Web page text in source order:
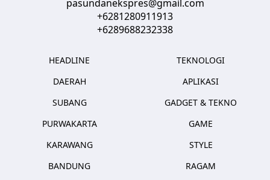
pasundanekspres@gmail.com
+6281280911913
+6289688232338
HEADLINE
DAERAH
SUBANG
PURWAKARTA
KARAWANG
BANDUNG
TEKNOLOGI
APLIKASI
GADGET & TEKNO
GAME
STYLE
RAGAM